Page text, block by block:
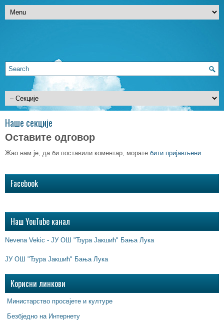
Наше секције
Оставите одговор
Жао нам је, да би поставили коментар, морате бити пријављени.
Facebook
Наш YouTube канал
Nevena Vekic - ЈУ ОШ "Ђура Јакшић" Бања Лука
ЈУ ОШ "Ђура Јакшић" Бања Лука
Корисни линкови
Министарство просвјете и културе
Безбједно на Интернету